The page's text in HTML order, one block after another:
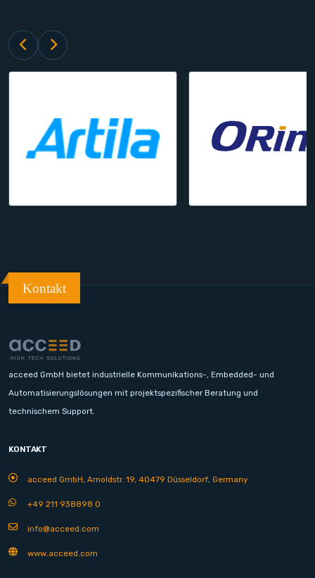
Kontakt
acceed GmbH bietet industrielle Kommunikations-, Embedded- und
Automatisierungslösungen mit projektspezifischer Beratung und
technischem Support.
KONTAKT
acceed GmbH, Arnoldstr. 19, 40479 Düsseldorf, Germany
+49 211 938898 0
info@acceed.com
www.acceed.com